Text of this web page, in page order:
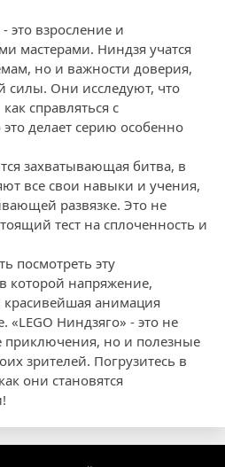
это взросление и
мастерами. Ниндзя учатся
но и важности доверия,
силы. Они исследуют, что
справляться с
делает серию особенно
захватывающая битва, в
все свои навыки и учения,
развязке. Это не
тест на сплоченность и
посмотреть эту
которой напряжение,
красивейшая анимация
«LEGO Ниндзяго» - это не
приключения, но и полезные
зрителей. Погрузитесь в
они становятся